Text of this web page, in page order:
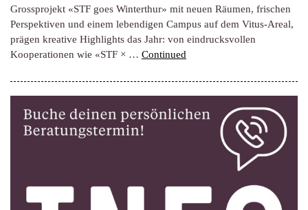
Grossprojekt «STF goes Winterthur» mit neuen Räumen, frischen
Perspektiven und einem lebendigen Campus auf dem Vitus-Areal,
prägen kreative Highlights das Jahr: von eindrucksvollen
Kooperationen wie «STF × … Continued